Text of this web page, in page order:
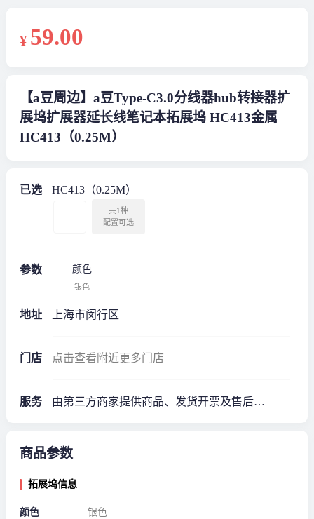
¥ 59.00
【a豆周边】a豆Type-C3.0分线器hub转接器扩
展坞扩展器延长线笔记本拓展坞 HC413金属
HC413（0.25M）
已选 HC413（0.25M）
共1种
配置可选
参数 颜色
银色
地址 上海市闵行区
门店 点击查看附近更多门店
服务 由第三方商家提供商品、发货开票及售后服务·1年质保*
商品参数
拓展坞信息
颜色 银色